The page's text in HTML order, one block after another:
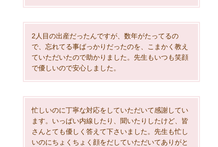
2人目の出産だったんですが、数年がたってるの
で、忘れてる事ばっかりだったのを、こまかく教え
ていただいたので助かりました。先生もいつも笑顔
で優しいので安心しました。
忙しいのに丁寧な対応をしていただいて感謝してい
ます。いっぱい内線したり、聞いたりしたけど、皆
さんとても優しく答えて下さいました。先生も忙し
いのにちょくちょく顔をだしていただいてありがと